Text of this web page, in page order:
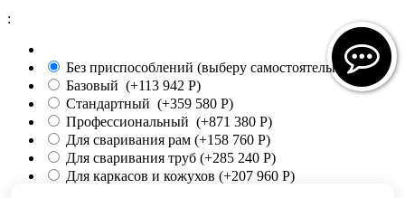
:
Без приспособлений (выберу самостоятельно)
Базовый (+113 942 Р)
Стандартный (+359 580 Р)
Профессиональный (+871 380 Р)
Для сваривания рам (+158 760 Р)
Для сваривания труб (+285 240 Р)
Для каркасов и кожухов (+207 960 Р)